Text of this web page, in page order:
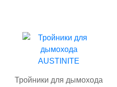
Тройники для дымохода